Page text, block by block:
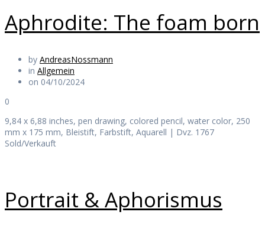
Aphrodite: The foam born
by AndreasNossmann
in Allgemein
on 04/10/2024
0
9,84 x 6,88 inches, pen drawing, colored pencil, water color, 250
mm x 175 mm, Bleistift, Farbstift, Aquarell | Dvz. 1767
Sold/Verkauft
Portrait & Aphorismus